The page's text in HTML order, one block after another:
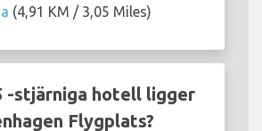
(4,91 KM / 3,05 Miles)
-stjärniga hotell ligger
Flygplats?